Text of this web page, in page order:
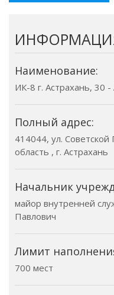
Наименование:
ИК-8 г. Астрахань, 30 -
Полный адрес:
414044, ул. Советской
область , г. Астрахань
Начальник
майор внутренней
Павлович
Лимит
700 мест